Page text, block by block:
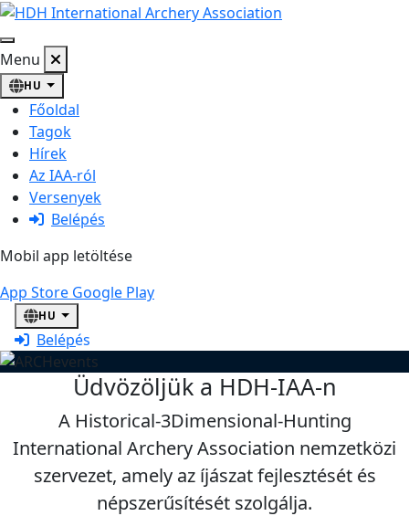
Menu
HU
Főoldal
Tagok
Hírek
Az IAA-ról
Versenyek
Belépés
Mobil app letöltése
App Store Google Play
HU
Belépés
Official app available on Google Play and
Üdvözöljük a HDH-IAA-n
A Historical-3Dimensional-Hunting
International Archery Association nemzetközi
szervezet, amely az íjászat fejlesztését és
népszerűsítését szolgálja.